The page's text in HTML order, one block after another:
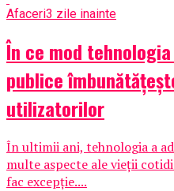
Afaceri3 zile inainte
În ce mod
publice
utilizatorilor
În ultimii ani, tehnologia a
multe aspecte ale vieții
fac excepție....